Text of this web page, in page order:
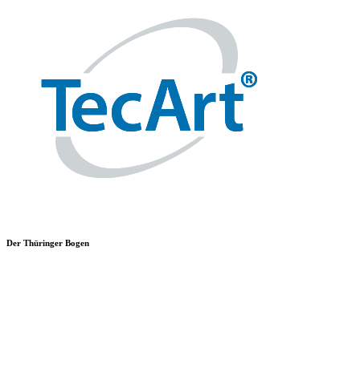
Der Thüringer Bogen